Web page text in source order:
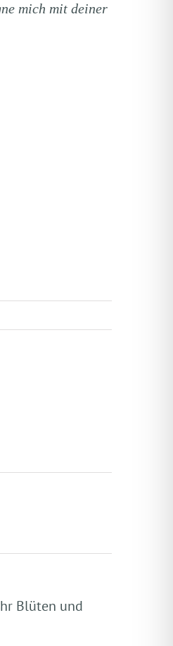
mich mit deiner
Blüten und